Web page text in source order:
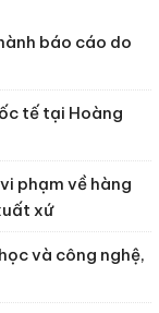
báo cáo do
tế tại Hoàng
phạm về hàng
xứ
và công nghệ,